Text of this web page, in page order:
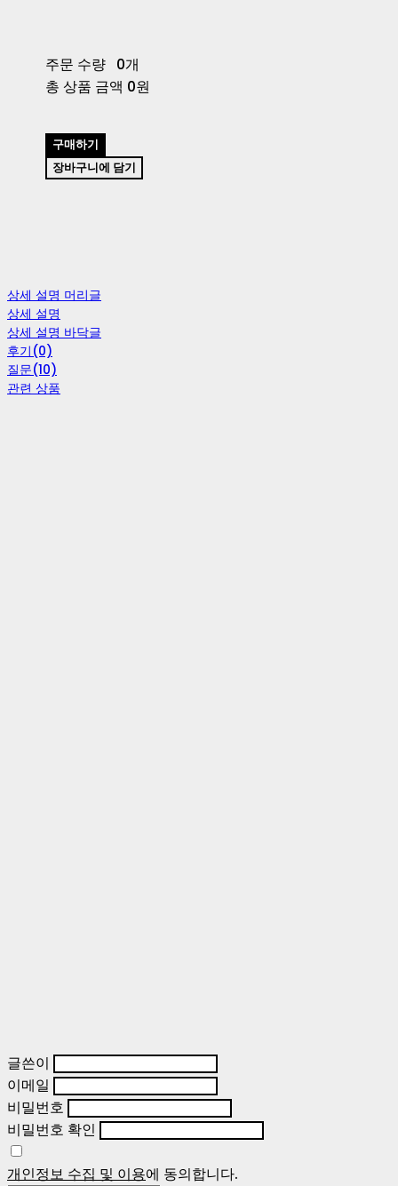
주문 수량 0개
총 상품 금액 0원
구매하기
장바구니에 담기
상세 설명 머리글
상세 설명
상세 설명 바닥글
후기(0)
질문(10)
관련 상품
글쓴이
이메일
비밀번호
비밀번호 확인
개인정보 수집 및 이용에 동의합니다.